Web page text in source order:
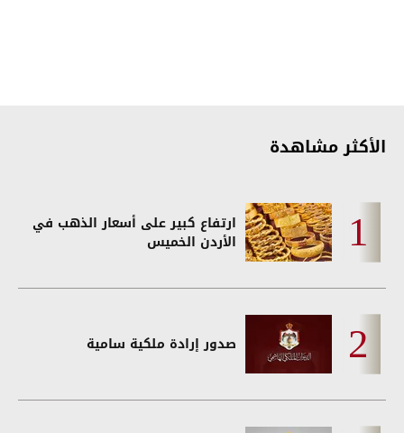
الأكثر مشاهدة
ارتفاع كبير على أسعار الذهب في
الأردن الخميس
صدور إرادة ملكية سامية